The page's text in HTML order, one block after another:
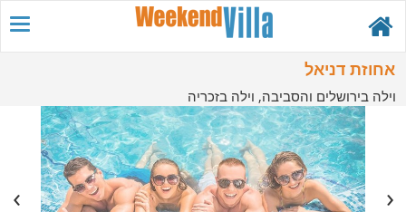
אחוזת דניאל
וילה בירושלים והסביבה, וילה בזכריה